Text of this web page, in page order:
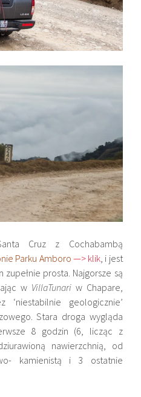
Cruz z Cochabambą
Parku Amboro —> klik, i jest
prosta. Najgorsze są
w VillaTunariw Chapare,
geologicznie’
Stara droga wygląda
8 godzin (6, licząc z
nawierzchnią, od
kamienistą i 3 ostatnie